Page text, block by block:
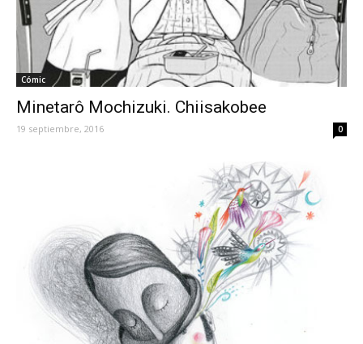
Cómic
Minetarô Mochizuki. Chiisakobee
19 septiembre, 2016 0